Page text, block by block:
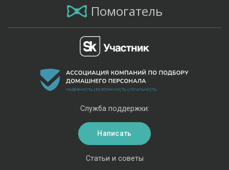
Помогатель
Статьи и советы
Служба поддержки:
Написать